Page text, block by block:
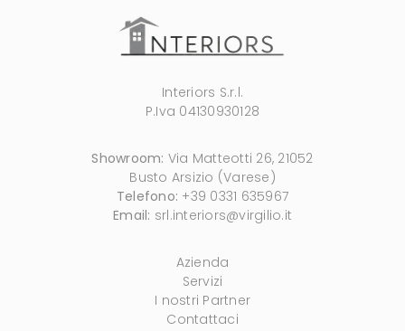
Interiors S.r.l.
P.Iva 04130930128
Showroom: Via Matteotti 26, 21052
Busto Arsizio (Varese)
Telefono: +39 0331 635967
Email: srl.interiors@virgilio.it
Azienda
Servizi
I nostri Partner
Contattaci